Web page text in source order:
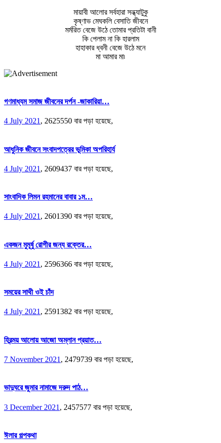
মায়াবী আলোর সর্বহারা সন্ধ্যাটুকু
কৃষ্ণাভ মেঘকলি বেসাতি জীবনে
মর্মরিত বেজে উঠে তোমার প্রতিটা বানী
কি পেলাম না কি হারলাম
হাহাকার ধ্বনী বেজে উঠে মনে
মা আমার মা৷
গণমাধ্যম সমাজ জীবনের দর্পন -জাকারিয়া…
4 July 2021 , 2625550 বার পড়া হয়েছে,
আধুনিক জীবনে সংবাদপত্রের ভূমিকা অপরিহার্য
4 July 2021 , 2609437 বার পড়া হয়েছে,
সাংবাদিক লিমন রহমানের বাবার ১ম…
4 July 2021, 2601390 বার পড়া হয়েছে,
একজন মুমূর্ষু রোগীর জন্য রক্তের…
4 July 2021 , 2596366 বার পড়া হয়েছে,
সময়ের সাথী ওই চাঁদ
4 July 2021, 2591382 বার পড়া হয়েছে,
হিরন্ময় আলোয় আজো অম্লান প্রয়াত…
7 November 2021 , 2479739 বার পড়া হয়েছে,
ভাদুঘরে জুমার নামাজে দরুদ পাঠ…
3 December 2021 , 2457577 বার পড়া হয়েছে,
ঈলার গল্পকথা